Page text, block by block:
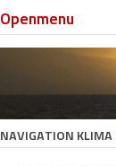
Openmenu
NAVIGATION KLIMA